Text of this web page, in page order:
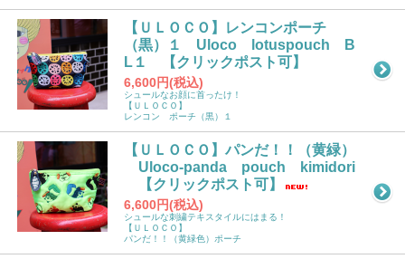
【ＵＬＯＣＯ】レンコンポーチ
（黒）１ Uloco lotuspouch B
L１ 【クリックポスト可】
6,600円(税込)
シュールなお顔に首ったけ！
【ＵＬＯＣＯ】
レンコン ポーチ（黒）１
【ＵＬＯＣＯ】パンだ！！（黄緑）
Uloco-panda pouch kimidori
【クリックポスト可】
6,600円(税込)
シュールな刺繍テキスタイルにはまる！
【ＵＬＯＣＯ】
パンだ！！（黄緑色）ポーチ